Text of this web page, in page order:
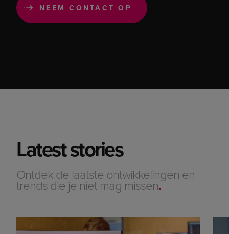
Latest stories
Ontdek de laatste ontwikkelingen en
trends die je niet mag missen.